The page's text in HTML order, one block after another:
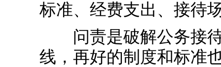
标准、经费支出、接待
问责是破解公务接待
线，再好的制度和标准